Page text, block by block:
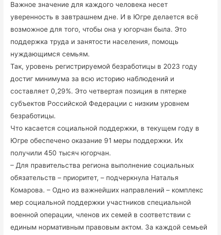
Важное значение для каждого человека несет
уверенность в завтрашнем дне. И в Югре делается всё
возможное для того, чтобы она у югорчан была. Это
поддержка труда и занятости населения, помощь
нуждающимся семьям.
Так, уровень регистрируемой безработицы в 2023 году
достиг минимума за всю историю наблюдений и
составляет 0,29%. Это четвертая позиция в пятерке
субъектов Российской Федерации с низким уровнем
безработицы.
Что касается социальной поддержки, в текущем году в
Югре обеспечено оказание 91 меры поддержки. Их
получили 450 тысяч югорчан.
– Для правительства региона выполнение социальных
обязательств – приоритет, – подчеркнула Наталья
Комарова. – Одно из важнейших направлений – комплекс
мер социальной поддержки участников специальной
военной операции, членов их семей в соответствии с
единым нормативным правовым актом. За каждой семьей